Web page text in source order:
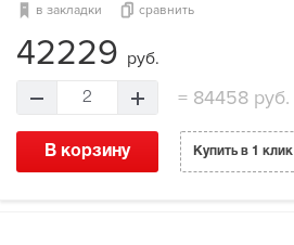
в закладки сравнить
42229 руб.
2 = 84458 руб.
В корзину Купить в 1 клик